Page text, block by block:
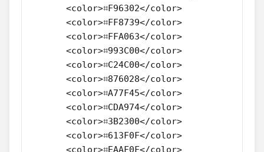
<color>⌗F96302</color>
<color>⌗FF8739</color>
<color>⌗FFA063</color>
<color>⌗993C00</color>
<color>⌗C24C00</color>
<color>⌗876028</color>
<color>⌗A77F45</color>
<color>⌗CDA974</color>
<color>⌗3B2300</color>
<color>⌗613F0F</color>
<color>⌗EAAF0F</color>